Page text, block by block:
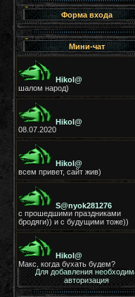
Форма входа
Мини-чат
Для добавления
авторизация